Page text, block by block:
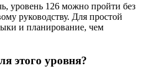
уровень 126 можно пройти без
руководству. Для простой
и планирование, чем
этого уровня?